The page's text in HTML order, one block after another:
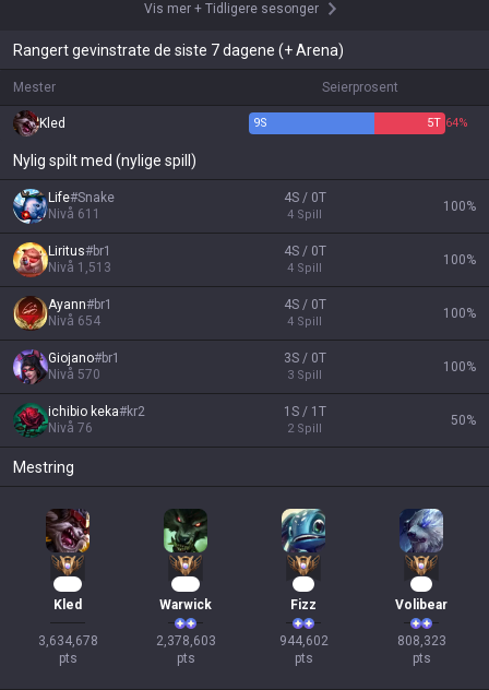
Vis mer + Tidligere sesonger
Rangert gevinstrate de siste 7 dagene (+ Arena)
Mester Seierprosent
Kled 9S 5T 64%
Nylig spilt med (nylige spill)
Life#Snake
Nivå 611
4S / 0T
4 Spill
100%
Liritus#br1
Nivå 1,513
4S / 0T
4 Spill
100%
Ayann#br1
Nivå 654
4S / 0T
4 Spill
100%
Giojano#br1
Nivå 570
3S / 0T
3 Spill
100%
ichibio keka#kr2
Nivå 76
1S / 1T
2 Spill
50%
Mestring
Kled
3,634,678
pts
Warwick
2,378,603
pts
Fizz
944,602
pts
Volibear
808,323
pts